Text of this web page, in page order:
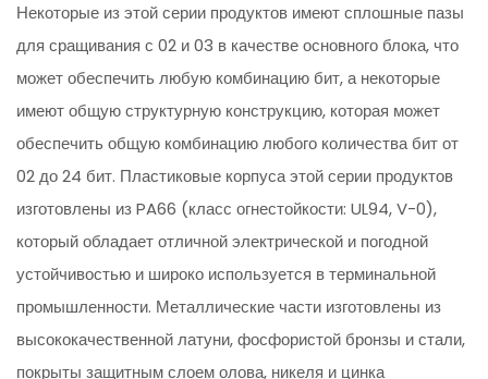
Некоторые из этой серии продуктов имеют сплошные пазы
для сращивания с 02 и 03 в качестве основного блока, что
может обеспечить любую комбинацию бит, а некоторые
имеют общую структурную конструкцию, которая может
обеспечить общую комбинацию любого количества бит от
02 до 24 бит. Пластиковые корпуса этой серии продуктов
изготовлены из PA66 (класс огнестойкости: UL94, V-0),
который обладает отличной электрической и погодной
устойчивостью и широко используется в терминальной
промышленности. Металлические части изготовлены из
высококачественной латуни, фосфористой бронзы и стали,
покрыты защитным слоем олова, никеля и цинка